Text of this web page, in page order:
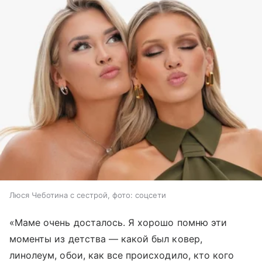
Люся Чеботина с сестрой, фото: соцсети
«Маме очень досталось. Я хорошо помню эти
моменты из детства — какой был ковер,
линолеум, обои, как все происходило, кто кого